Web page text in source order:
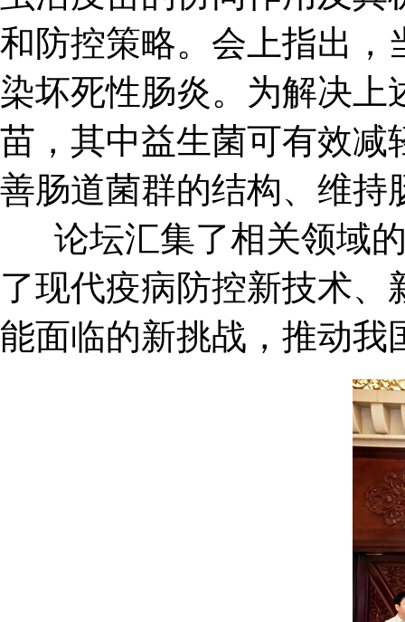
和防控策略。会上指出，
染坏死性肠炎。为解决上
苗，其中益生菌可有效减
善肠道菌群的结构、维持
论坛汇集了相关领域
了现代疫病防控新技术
能面临的新挑战，推动我